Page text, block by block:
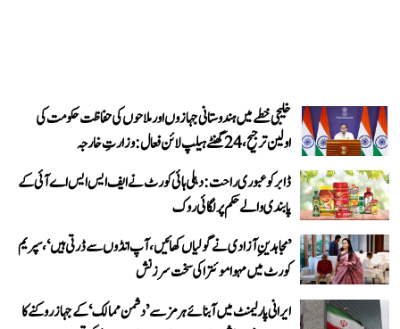
خلیجی خطے میں ہندوستانی جہازوں اور ملاحوں کی حفاظت حکومت کی
اولین ترجیح، 24 گھنٹے ہیلپ لائن فعال: وزارتِ خارجہ
ڈابر کو عبوری راحت: دہلی ہائی کورٹ نے ایف ایس ایس اے آئی کے
پابندی والے حکم پر لگائی روک
’مجاہدینِ آزادی نے گولیاں کھائیں، آپ انڈوں سے ڈرتی ہیں‘، سپریم
کورٹ میں مہوا موئترا کی سخت سرزنش
ایرانی پارلیمنٹ میں آبنائے ہرمز سے ’دشمن ممالک‘ کے جہاز روکنے کا